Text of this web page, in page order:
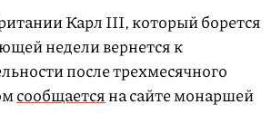
Карл III, который борется
недели вернется к
после трехмесячного
сообщаетсяна сайте монаршей